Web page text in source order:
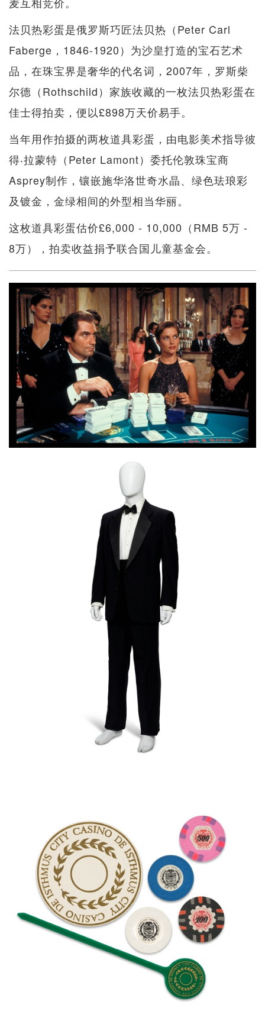
法贝热彩蛋是俄罗斯巧匠法贝热（Peter Carl
Faberge，1846-1920）为沙皇打造的宝石艺术
品，在珠宝界是奢华的代名词，2007年，罗斯柴
尔德（Rothschild）家族收藏的一枚法贝热彩蛋在
佳士得拍卖，便以£898万天价易手。
当年用作拍摄的两枚道具彩蛋，由电影美术指导彼
得‧拉蒙特（Peter Lamont）委托伦敦珠宝商
Asprey制作，镶嵌施华洛世奇水晶、绿色珐琅彩
及镀金，金绿相间的外型相当华丽。
这枚道具彩蛋估价£6,000 - 10,000（RMB 5万 -
8万），拍卖收益捐予联合国儿童基金会。